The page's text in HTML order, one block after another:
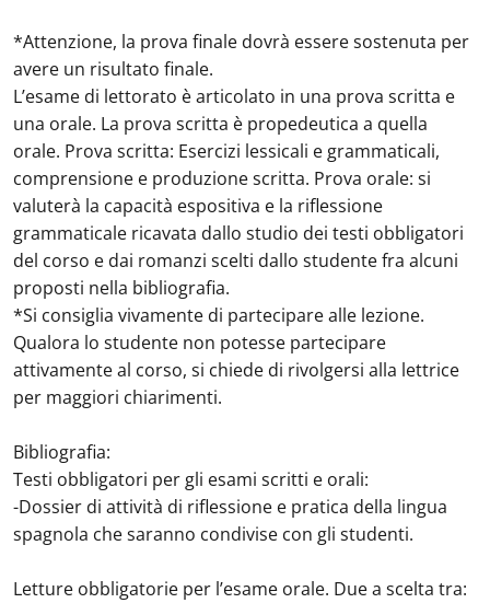
*Attenzione, la prova finale dovrà essere sostenuta per
avere un risultato finale.
L’esame di lettorato è articolato in una prova scritta e
una orale. La prova scritta è propedeutica a quella
orale. Prova scritta: Esercizi lessicali e grammaticali,
comprensione e produzione scritta. Prova orale: si
valuterà la capacità espositiva e la riflessione
grammaticale ricavata dallo studio dei testi obbligatori
del corso e dai romanzi scelti dallo studente fra alcuni
proposti nella bibliografia.
*Si consiglia vivamente di partecipare alle lezione.
Qualora lo studente non potesse partecipare
attivamente al corso, si chiede di rivolgersi alla lettrice
per maggiori chiarimenti.
Bibliografia:
Testi obbligatori per gli esami scritti e orali:
-Dossier di attività di riflessione e pratica della lingua
spagnola che saranno condivise con gli studenti.
Letture obbligatorie per l’esame orale. Due a scelta tra: